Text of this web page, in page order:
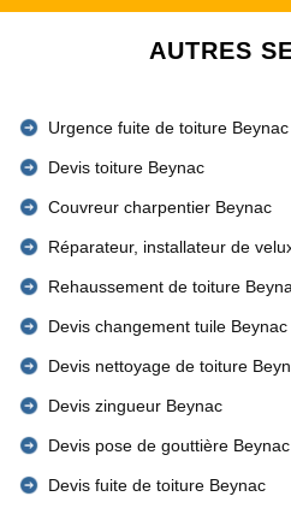
AUTRES
Urgence fuite de toiture Beynac
Devis toiture Beynac
Couvreur charpentier Beynac
Réparateur, installateur de
Rehaussement de toiture
Devis changement tuile Beynac
Devis nettoyage de toiture
Devis zingueur Beynac
Devis pose de gouttière Beynac
Devis fuite de toiture Beynac